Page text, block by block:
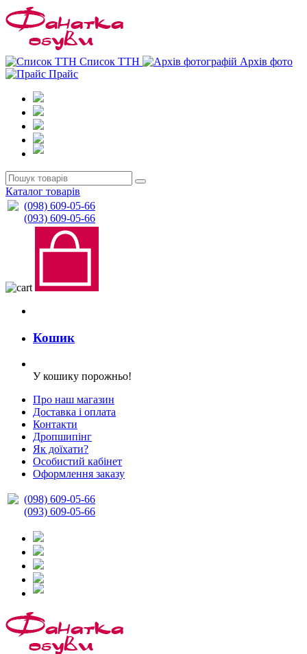
Список ТТН
Архів фото
Прайс
Каталог товарів
(098) 609-05-66
(093) 609-05-66
Кошик
У кошику порожньо!
Про наш магазин
Доставка і оплата
Контакти
Дропшипінг
Як доїхати?
Особистий кабінет
Оформлення заказу
(098) 609-05-66
(093) 609-05-66